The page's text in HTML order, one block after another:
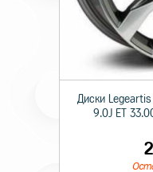
Диски
9.0J ET